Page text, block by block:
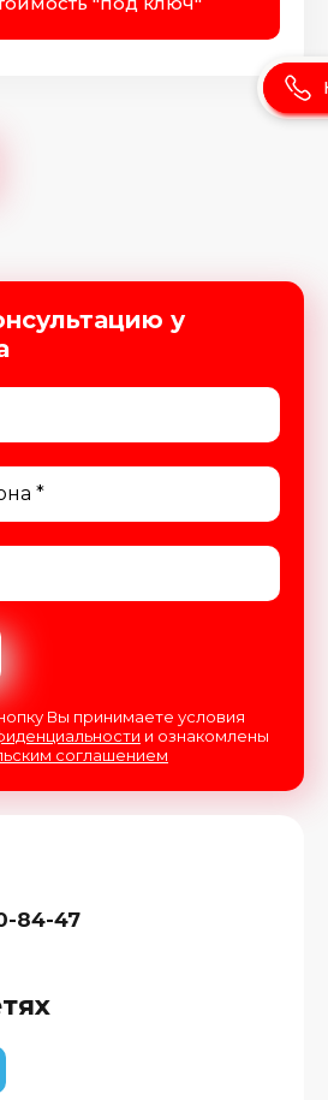
84-47
у
Вы принимаете условия
и ознакомлены
соглашением